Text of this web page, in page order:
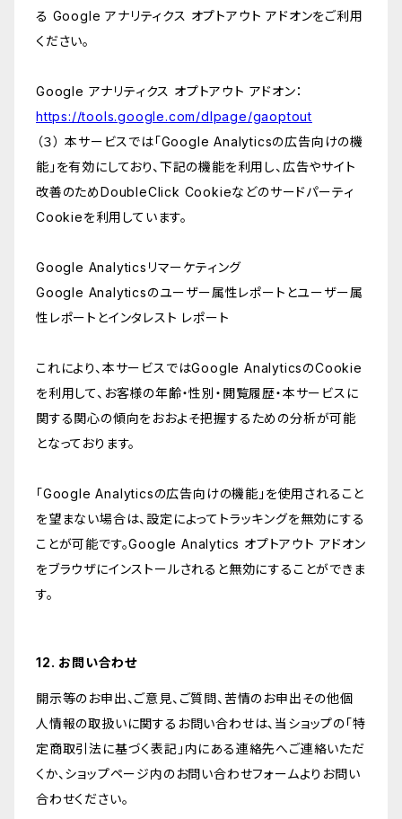
る Google アナリティクス オプトアウト アドオンをご利用
ください。
Google アナリティクス オプトアウト アドオン：
https://tools.google.com/dlpage/gaoptout
（３） 本サービスでは「Google Analyticsの広告向けの機
能」を有効にしており、下記の機能を利用し、広告やサイト
改善のためDoubleClick Cookieなどのサードパーティ
Cookieを利用しています。
Google Analyticsリマーケティング
Google Analyticsのユーザー属性レポートとユーザー属
性レポートとインタレスト レポート
これにより、本サービスではGoogle AnalyticsのCookie
を利用して、お客様の年齢・性別・閲覧履歴・本サービスに
関する関心の傾向をおおよそ把握するための分析が可能
となっております。
「Google Analyticsの広告向けの機能」を使用されること
を望まない場合は、設定によってトラッキングを無効にする
ことが可能です。Google Analytics オプトアウト アドオン
をブラウザにインストールされると無効にすることができま
す。
12. お問い合わせ
開示等のお申出、ご意見、ご質問、苦情のお申出その他個
人情報の取扱いに関するお問い合わせは、当ショップの「特
定商取引法に基づく表記」内にある連絡先へご連絡いただ
くか、ショップページ内のお問い合わせフォームよりお問い
合わせください。